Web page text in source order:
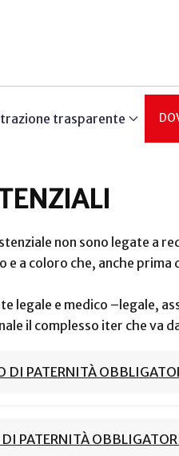
trasparente
non sono legate a
a coloro che, anche
legale e medico –legale,
il complesso iter che va
DI PATERNITÀ
DI PATERNITÀ